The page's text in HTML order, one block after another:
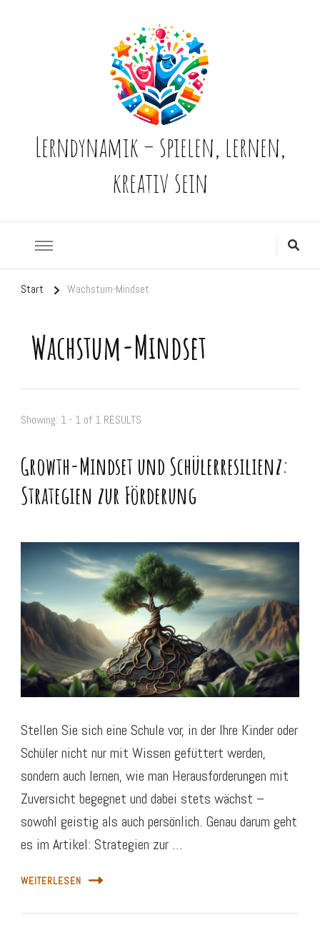
Lerndynamik – spielen, lernen,
kreativ sein
Start Wachstum-Mindset
Wachstum-Mindset
Showing: 1 - 1 of 1 RESULTS
Growth-Mindset und Schülerresilienz:
Strategien zur Förderung
Stellen Sie sich eine Schule vor, in der Ihre Kinder oder
Schüler nicht nur mit Wissen gefüttert werden,
sondern auch lernen, wie man Herausforderungen mit
Zuversicht begegnet und dabei stets wächst –
sowohl geistig als auch persönlich. Genau darum geht
es im Artikel: Strategien zur …
WEITERLESEN